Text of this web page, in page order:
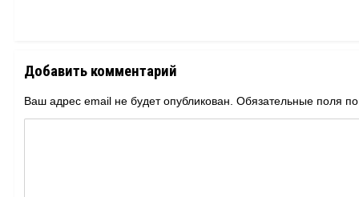
Добавить комментарий
Ваш адрес email не будет опубликован. Обязательные поля